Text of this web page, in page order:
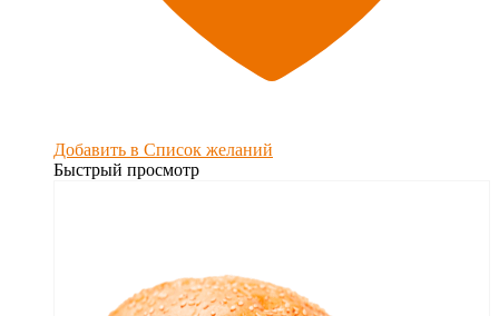
Добавить в Список желаний
Быстрый просмотр